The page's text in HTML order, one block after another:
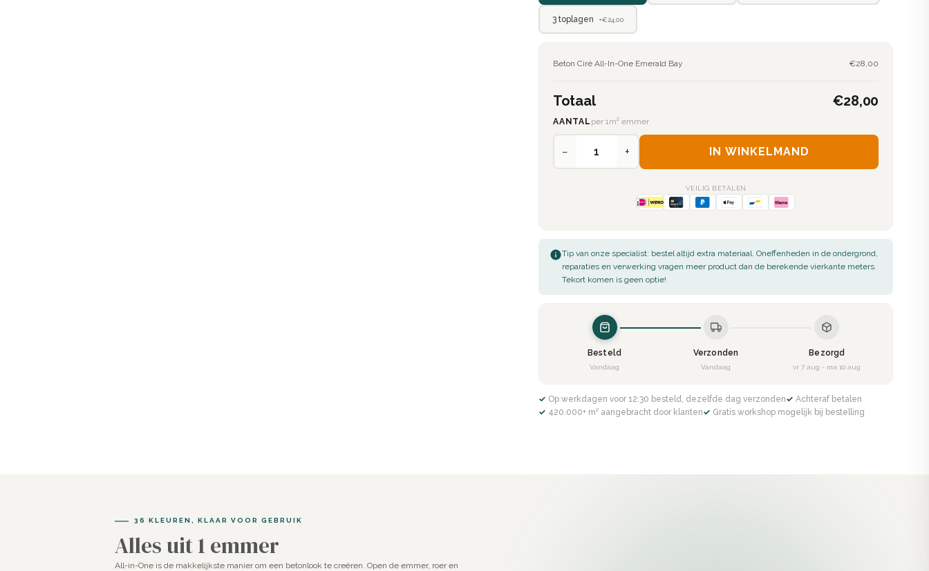
3 toplagen +€24,00
Beton Ciré All-In-One Emerald Bay €28,00
Totaal €28,00
AANTAL per 1m² emmer
− + IN WINKELMAND
VEILIG BETALEN
Tip van onze specialist: bestel altijd extra materiaal. Oneffenheden in de ondergrond,
reparaties en verwerking vragen meer product dan de berekende vierkante meters.
Tekort komen is geen optie!
Besteld
Vandaag
Verzonden
Vandaag
Bezorgd
vr 7 aug - ma 10 aug
✓ Op werkdagen voor 12:30 besteld, dezelfde dag verzonden
✓ Achteraf betalen
✓ 420.000+ m² aangebracht door klanten
✓ Gratis workshop mogelijk bij bestelling
36 KLEUREN, KLAAR VOOR GEBRUIK
Alles uit 1 emmer
All-in-One is de makkelijkste manier om een betonlook te creëren. Open de emmer, roer en